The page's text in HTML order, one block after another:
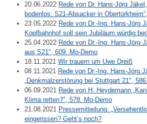
20.06.2022 Rede von Dr. Hans-Jörg
bodenlos: S21-Absacker in
23.05.2022 Rede von Dr.-Ing. Hans-Jörg
Kopfbahnhof soll sein Jubiläum würdig
25.04.2022 Rede von Dr.-Ing. Hans-Jörg
aus S21", 609. Mo-Demo
18.11.2021 Wir trauern um Uwe Dreiß
08.11.2021 Rede von Dr.-Ing. Hans-Jörg
„Denkmalzerstörung bei Stuttgart 21",
06.09.2021 Rede von H. Heydemann
Klima retten?", 578. Mo-Demo
21.08.2021 Pressemitteilung:
eingerissen? Geht’s noch?